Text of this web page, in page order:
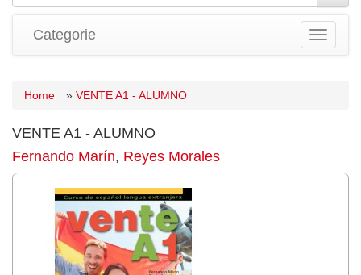
Toggle
Categorie
Home » VENTE A1 - ALUMNO
VENTE A1 - ALUMNO
Fernando Marín, Reyes Morales